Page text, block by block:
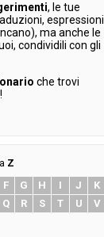
, le tue
espressioni
ma anche le
condividili con gli
che trovi
Z
F G H I J
K
Q R S T U
V